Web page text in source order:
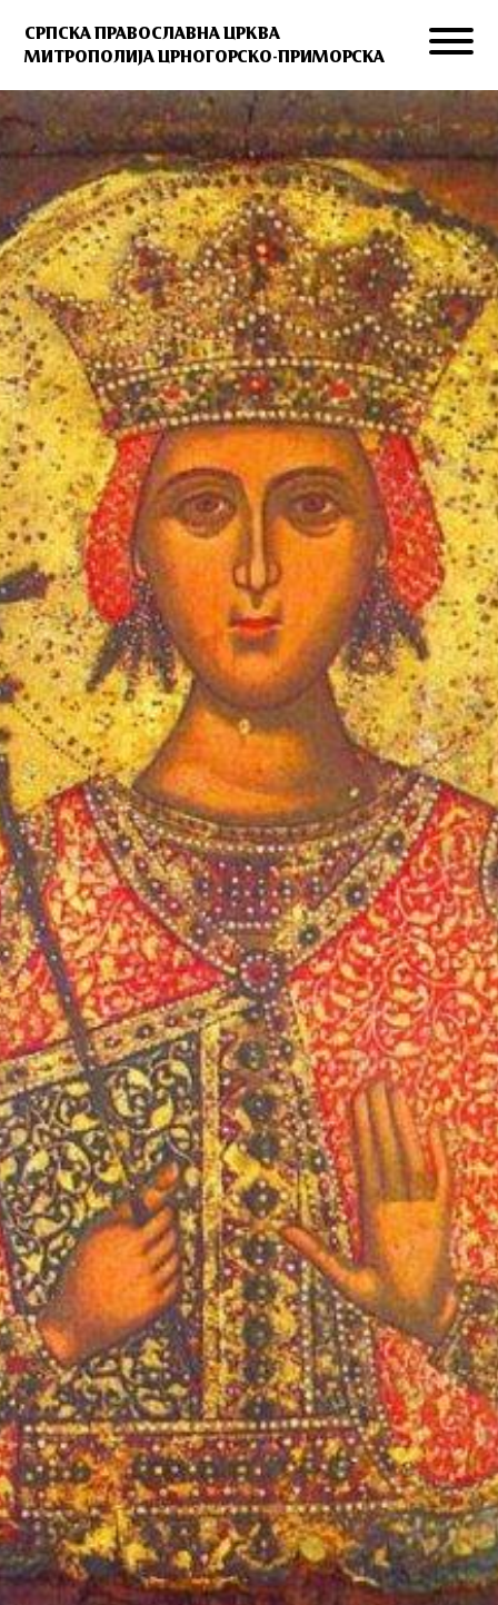
СРПСКА ПРАВОСЛАВНА ЦРКВА
МИТРОПОЛИЈА ЦРНОГОРСКО-ПРИМОРСКА